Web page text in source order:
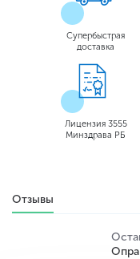
Супербыстрая
доставка
Лицензия 3555
Минздрава РБ
Отзывы